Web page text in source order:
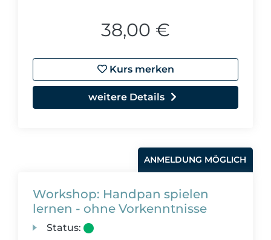
38,00 €
Kurs merken
weitere Details
ANMELDUNG MÖGLICH
Workshop: Handpan spielen
lernen - ohne Vorkenntnisse
Status: